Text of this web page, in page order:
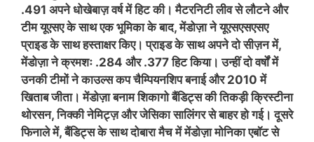
.491 अपने धोखेबाज़ वर्ष में हिट की। मैटरनिटी लीव से लौटने और
टीम यूएसए के साथ एक भूमिका के बाद, मेंडोज़ा ने यूएसएसएसए
प्राइड के साथ हस्ताक्षर किए। प्राइड के साथ अपने दो सीज़न में,
मेंडोज़ा ने क्रमशः .284 और .377 हिट किया। उन्हीं दो वर्षों में
उनकी टीमों ने काउल्स कप चैम्पियनशिप बनाई और 2010 में
खिताब जीता। मेंडोज़ा बनाम शिकागो बैंडिट्स की तिकड़ी क्रिस्टीना
थोरसन, निक्की नेमिट्ज़ और जेसिका सालिंगर से बाहर हो गई। दूसरे
फिनाले में, बैंडिट्स के साथ दोबारा मैच में मेंडोज़ा मोनिका एबॉट से